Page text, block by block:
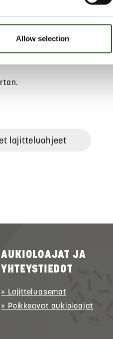
Allow selection
lajitteluohjeet
AUKIOLOAJAT JA
YHTEYSTIEDOT
» Lajitteluasemat
» Poikkeavat aukioloajat